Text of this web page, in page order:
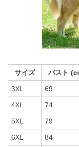
サイズ バスト
3XL 69
4XL 74
5XL 79
6XL 84